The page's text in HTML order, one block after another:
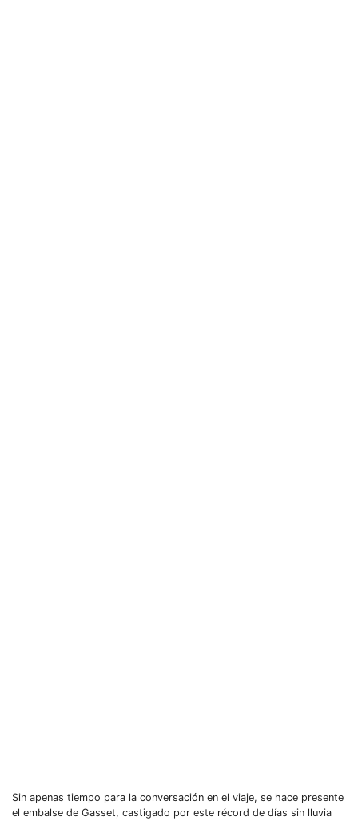
Sin apenas tiempo para la conversación en el viaje, se hace presente
el embalse de Gasset, castigado por este récord de días sin lluvia